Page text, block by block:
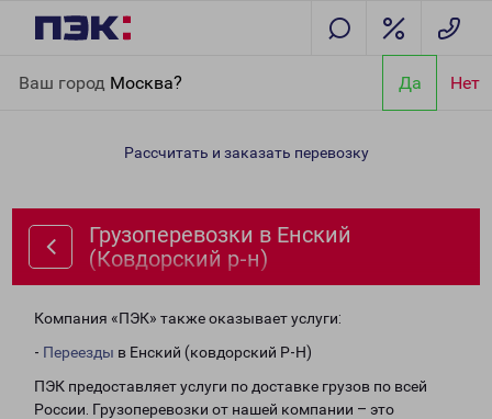
Ваш город Москва? Да Нет
р-н)
Рассчитать и заказать перевозку
Грузоперевозки в Енский
(Ковдорский р-н)
Компания «ПЭК» также оказывает услуги:
- Переезды в Енский (ковдорский Р-Н)
ПЭК предоставляет услуги по доставке грузов по всей
России. Грузоперевозки от нашей компании – это